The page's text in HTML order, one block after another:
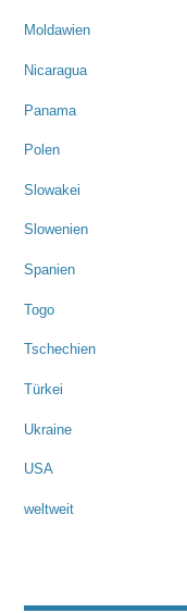
Moldawien
Nicaragua
Panama
Polen
Slowakei
Slowenien
Spanien
Togo
Tschechien
Türkei
Ukraine
USA
weltweit